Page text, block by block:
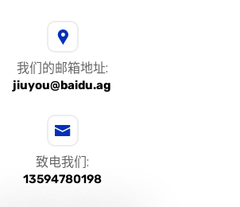
我们的邮箱地址:
jiuyou@baidu.ag
致电我们:
13594780198